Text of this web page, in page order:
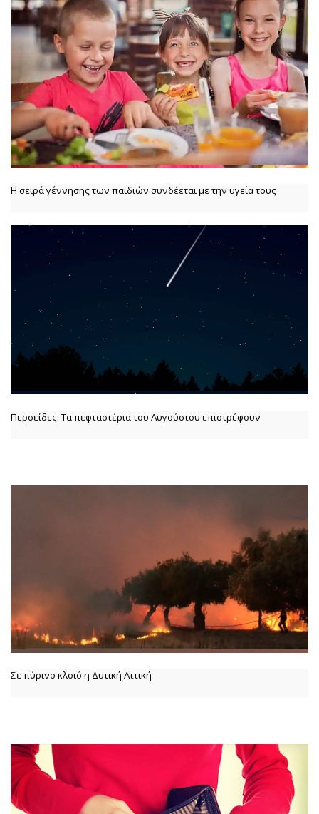
Η σειρά γέννησης των παιδιών συνδέεται με την υγεία τους
Περσείδες: Τα πεφταστέρια του Αυγούστου επιστρέφουν
Σε πύρινο κλοιό η Δυτική Αττική